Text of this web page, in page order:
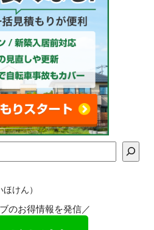
けん）
のお得情報を発信／